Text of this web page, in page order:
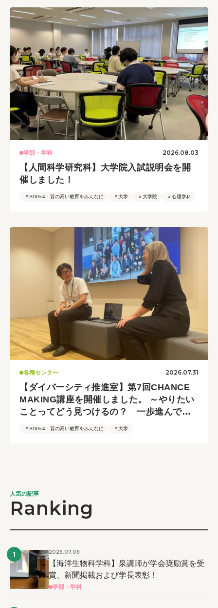
学部・学科 2026.08.03
【人間科学研究科】大学院入試説明会を開
催しました！
＃SDGs4：質の高い教育をみんなに ＃大学 ＃大学院 ＃心理学科
各種センター 2026.07.31
【ダイバーシティ推進室】第7回CHANCE
MAKING講座を開催しました。 ～やりたい
ことってどう見つけるの？ 一歩進んでみ
るコツ～
＃SDGs4：質の高い教育をみんなに ＃大学
人気の記事
Ranking
1 2026.07.06
【海洋生物科学科】泉講師が学会奨励賞を受
賞、新聞掲載および学長表彰！
学部・学科